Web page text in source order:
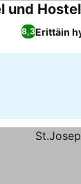
und Hostel
8,3Erittäin